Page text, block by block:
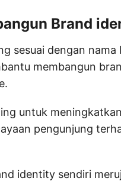
Brand
sesuai dengan nama
membangun
untuk
pengunjung
identity sendiri